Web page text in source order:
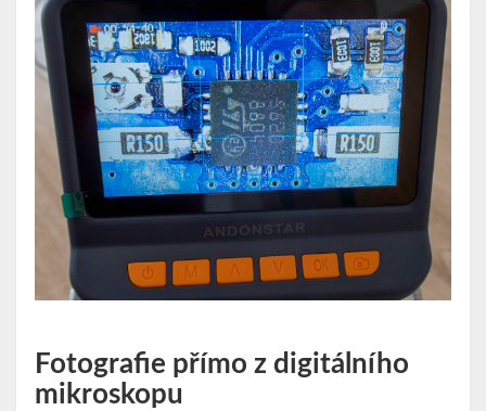
Fotografie přímo z digitálního
mikroskopu